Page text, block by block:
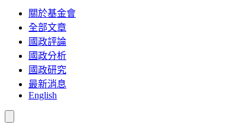
關於基金會
全部文章
國政評論
國政分析
國政研究
最新消息
English